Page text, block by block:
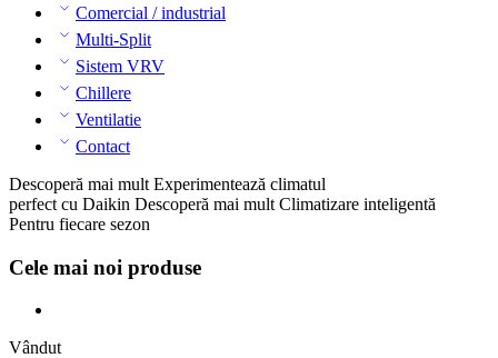
Comercial / industrial
Multi-Split
Sistem VRV
Chillere
Ventilatie
Contact
Descoperă mai mult Experimentează climatul
perfect cu Daikin Descoperă mai mult Climatizare inteligentă
Pentru fiecare sezon
Cele mai noi produse
Vândut